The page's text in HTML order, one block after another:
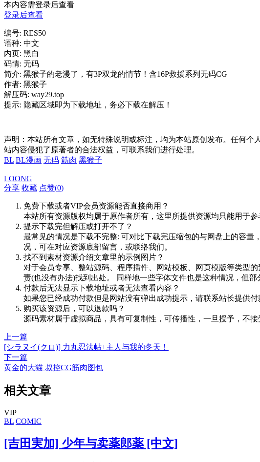
本内容需登录后查看
登录后查看
编号: RES50
语种: 中文
内页: 黑白
码情: 无码
简介: 黑猴子的老漫了，有3P双龙的情节！含16P救援系列无码CG
作者: 黑猴子
解压码: way29.top
提示: 隐藏区域即为下载地址，务必下载在解压！
声明：本站所有文章，如无特殊说明或标注，均为本站原创发布。任何
站内容侵犯了原著者的合法权益，可联系我们进行处理。
BL BL漫画 无码 筋肉 黑猴子
LOONG
分享 收藏 点赞(0)
免费下载或者VIP会员资源能否直接商用？
本站所有资源版权均属于原作者所有，这里所提供资源均只能用于
提示下载完但解压或打开不了？
最常见的情况是下载不完整: 可对比下载完压缩包的与网盘上的容
况，可在对应资源底部留言，或联络我们。
找不到素材资源介绍文章里的示例图片？
对于会员专享、整站源码、程序插件、网站模板、网页模版等类型
责(也没有办法)找到出处。 同样地一些字体文件也是这种情况，但
付款后无法显示下载地址或者无法查看内容？
如果您已经成功付款但是网站没有弹出成功提示，请联系站长提供
购买该资源后，可以退款吗？
源码素材属于虚拟商品，具有可复制性，可传播性，一旦授予，不
上一篇
[シラヌイ(クロ)] 力丸忍法帖+主人与我的冬天！
下一篇
黄金的大猫 叔控CG筋肉图包
相关文章
VIP
BL COMIC
[吉田実加] 少年与卖薬郎薬 [中文]